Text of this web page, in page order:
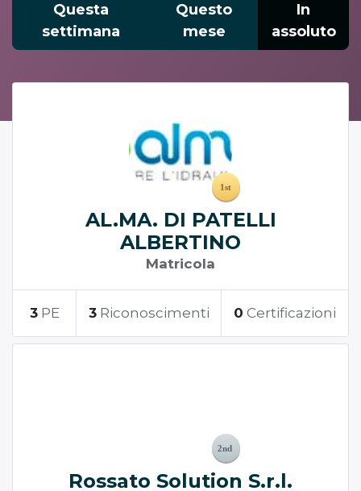
Questa
settimana
Questo
mese
In
assoluto
AL.MA. DI PATELLI
ALBERTINO
Matricola
3 PE 3 Riconoscimenti 0 Certificazioni
Rossato Solution S.r.l.